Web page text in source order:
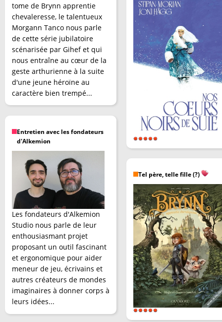
tome de Brynn apprentie
chevaleresse, le talentueux
Morgann Tanco nous parle
de cette série jubilatoire
scénarisée par Gihef et qui
nous entraîne au cœur de la
geste arthurienne à la suite
d'une jeune héroïne au
caractère bien trempé...
Entretien avec les fondateurs
d'Alkemion
Les fondateurs d'Alkemion
Studio nous parle de leur
enthousiasmant projet
proposant un outil fascinant
et ergonomique pour aider
meneur de jeu, écrivains et
autres créateurs de mondes
imaginaires à donner corps à
leurs idées...
Tel père, telle fille (?)